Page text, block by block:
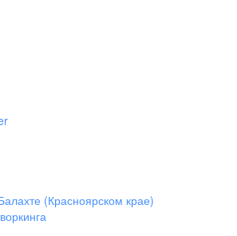
(Красноярском крае)